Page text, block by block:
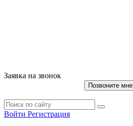
Заявка на звонок
Позвоните мне
Войти Регистрация